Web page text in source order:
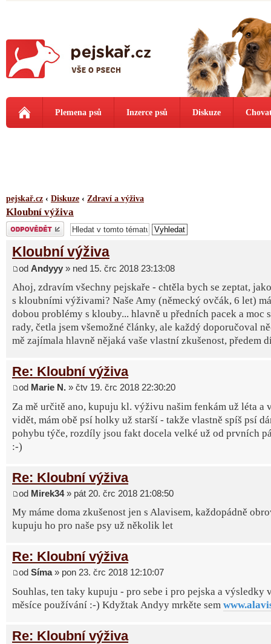
Plemena psů Inzerce psů Diskuze
pejskař.cz ‹ Diskuze ‹ Zdraví a výživa
Kloubní výživa
Odeslat odpověď
Kloubní výživa
od Andyyy » ned 15. črc 2018 23:13:08
Ahoj, zdravím všechny pejskaře - chtěla bych se zeptat,
s kloubními výživami? Naše Amy (německý ovčák, 6 let)
dobou problémy s klouby... hlavně u předních pacek a moc
rady, četla jsem všemožné články, ale každý doporučoval
mě zajímala hlavně nějaká vaše vlastní zkušenost, předem
Re: Kloubní výživa
od Marie N. » čtv 19. črc 2018 22:30:20
Za mě určitě ano, kupuju kl. výživu našim fenkám už léta a
vidět, mám obě psí holky už starší - takže vlastně spíš psí
pohybu týče, rozdíly jsou fakt docela velké už od prvních
:-)
Re: Kloubní výživa
od Mirek34» pát 20. črc 2018 21:08:50
My máme doma zkušenost jen s Alavisem, každopádně
kupuju ho pro naše psy už několik let
Re: Kloubní výživa
od Síma» pon 23. črc 2018 12:10:07
Souhlas, ten taky kupuju - pro sebe i pro pejska a výsledky
měsíce používání :-) Kdyžtak Andyy mrkěte sem
Re: Kloubní výživa